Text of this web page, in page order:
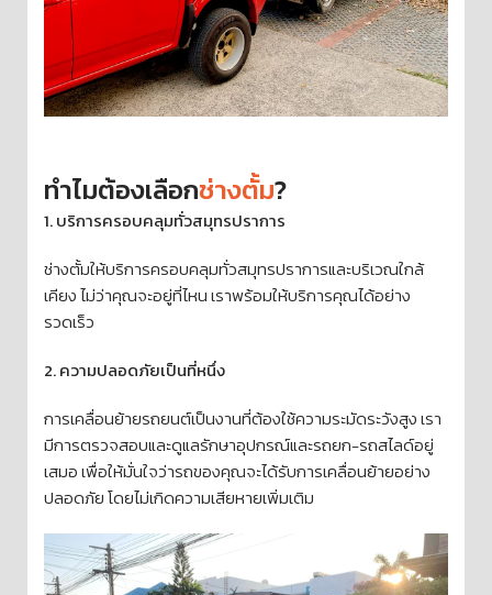
ทำไมต้องเลือกช่างตั้ม?
1. บริการครอบคลุมทั่วสมุทรปราการ
ช่างตั้มให้บริการครอบคลุมทั่วสมุทรปราการและบริเวณใกล้
เคียง ไม่ว่าคุณจะอยู่ที่ไหน เราพร้อมให้บริการคุณได้อย่าง
รวดเร็ว
2. ความปลอดภัยเป็นที่หนึ่ง
การเคลื่อนย้ายรถยนต์เป็นงานที่ต้องใช้ความระมัดระวังสูง เรา
มีการตรวจสอบและดูแลรักษาอุปกรณ์และรถยก-รถสไลด์อยู่
เสมอ เพื่อให้มั่นใจว่ารถของคุณจะได้รับการเคลื่อนย้ายอย่าง
ปลอดภัย โดยไม่เกิดความเสียหายเพิ่มเติม